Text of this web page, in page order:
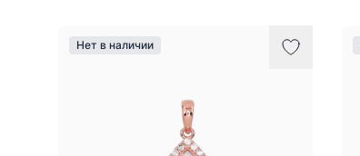
Нет в наличии